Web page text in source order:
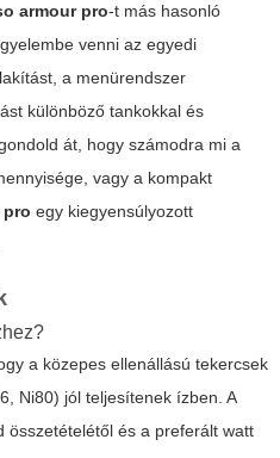
armour pro-t más hasonló
venni az egyedi
a menürendszer
különböző tankokkal és
át, hogy számodra mi a
vagy a kompakt
pro egy kiegyensúlyozott
a közepes ellenállású tekercsek
Ni80) jól teljesítenek ízben. A
összetételétől és a preferált watt